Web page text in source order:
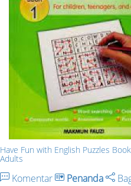
Have Fun with English Puzzles
Adults
Komentar Penanda